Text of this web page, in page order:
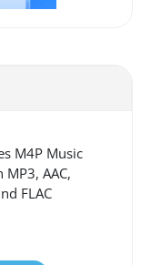
M4P Music
AAC,
FLAC